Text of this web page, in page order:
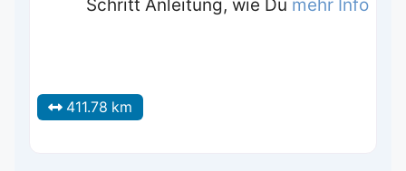
Schritt Anleitung, wie Du mehr Info
411.78 km